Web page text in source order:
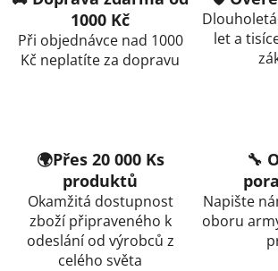
1000 Kč
Při objednávce nad 1000
Kč neplatíte za dopravu
let a
🌍Přes 20 000 Ks
produktů
Okamžitá dostupnost
zboží připraveného k
odeslání od výrobců z
celého světa
🔧
Napište
oboru